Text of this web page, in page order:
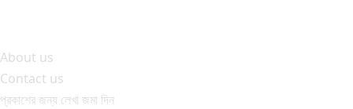
About us
Contact us
প্রকাশের জন্য লেখা জমা দিন